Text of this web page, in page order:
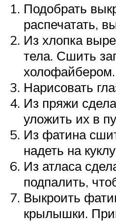
Подобрать
распечатать,
Из хлопка
тела. Сшить
холофайбером.
Нарисовать
Из пряжи
уложить их в
Из фатина
надеть на
Из атласа
подпалить,
Выкроить
крылышки.